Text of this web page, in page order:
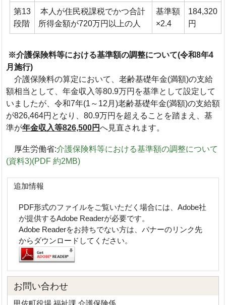
第13
段階
本人が住民税課税でかつ合計
所得金額が720万円以上の人
基準額
×2.4
184,320
円
※介護保険料等における基準額の調整について(令和8年4
月施行)
介護保険料の算定において、老齢基礎年金(満額)の支給
額相当として、年金収入等80.9万円を基準として設定して
いましたが、令和7年(1～12月)老齢基礎年金(満額)の支給額
が826,464円となり、80.9万円を超えることを踏まえ、基
準が年金収入等826,500円へ見直されます。
厚生労働省:介護保険料等における基準額の調整について
(資料3)(PDF 約2MB)
追加情報
PDF形式のファイルをご覧いただく場合には、Adobe社
が提供するAdobe Readerが必要です。
Adobe Readerをお持ちでない方は、バナーのリンク先
からダウンロードしてください。
お問い合わせ
甲佐町役場 福祉課 介護保険係